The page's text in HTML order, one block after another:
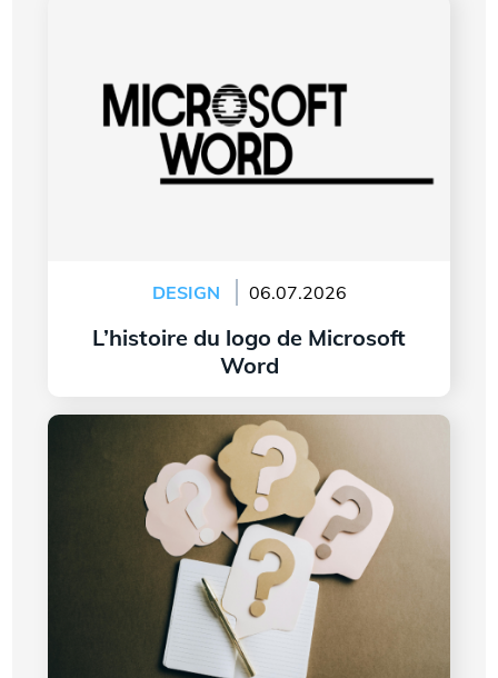
DESIGN 06.07.2026
L’histoire du logo de Microsoft
Word
Lire l'article
7 questions à vous poser avant de créer le logo
de votre entreprise